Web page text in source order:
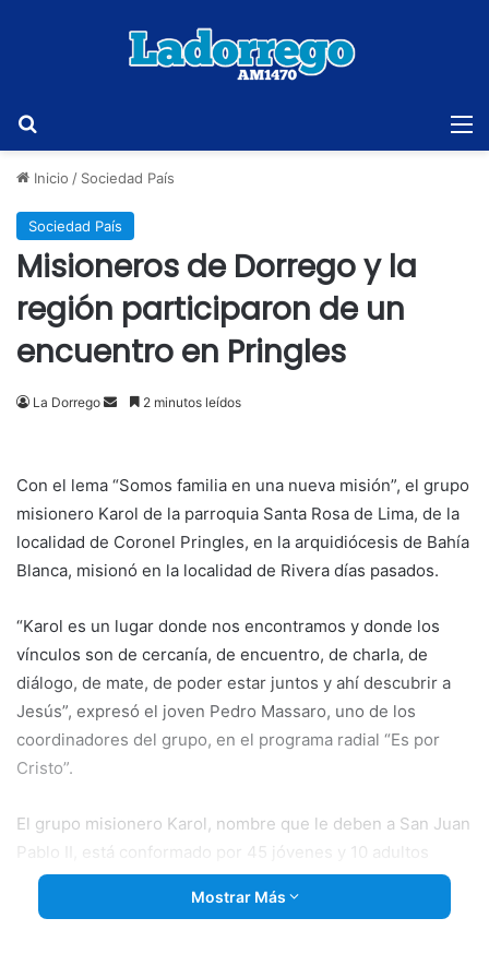
Inicio / Sociedad País
Sociedad País
Misioneros de Dorrego y la
región participaron de un
encuentro en Pringles
La Dorrego
Send2 minutos leídos
Con el lema “Somos familia en una nueva misión”, el grupo
misionero Karol de la parroquia Santa Rosa de Lima, de la
localidad de Coronel Pringles, en la arquidiócesis de Bahía
Blanca, misionó en la localidad de Rivera días pasados.
“Karol es un lugar donde nos encontramos y donde los
vínculos son de cercanía, de encuentro, de charla, de
diálogo, de mate, de poder estar juntos y ahí descubrir a
Jesús”, expresó el joven Pedro Massaro, uno de los
coordinadores del grupo, en el programa radial “Es por
Cristo”.
El grupo misionero Karol, nombre que le deben a San Juan
Pablo II, está conformado por 45 jóvenes y 10 adultos
provenientes de Coronel Prigles, Tres Arroyos,Coronel
Dorrego
y Gonzales Cháves. Los acompañó el seminarista
Mostrar Más